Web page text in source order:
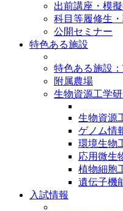
出前講座・模
科目等履修生
公開セミナー
特色ある施設
特色ある施設
附属農場
生物資源工学
生物資源
ゲノム情
環境生物
応用微生
植物細胞
遺伝子機
入試情報